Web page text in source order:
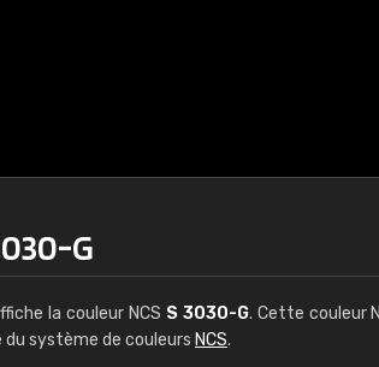
G
la couleur NCS S 3030-G. Cette couleur
système de couleurs NCS.